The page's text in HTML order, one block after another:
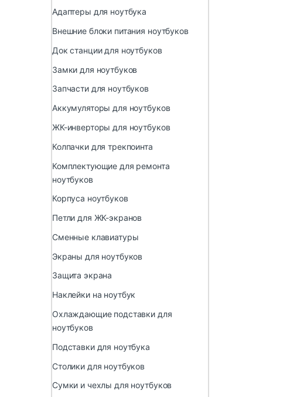
Адаптеры для ноутбука
Внешние блоки питания ноутбуков
Док станции для ноутбуков
Замки для ноутбуков
Запчасти для ноутбуков
Аккумуляторы для ноутбуков
ЖК-инверторы для ноутбуков
Колпачки для трекпоинта
Комплектующие для ремонта
ноутбуков
Корпуса ноутбуков
Петли для ЖК-экранов
Сменные клавиатуры
Экраны для ноутбуков
Защита экрана
Наклейки на ноутбук
Охлаждающие подставки для
ноутбуков
Подставки для ноутбука
Столики для ноутбуков
Сумки и чехлы для ноутбуков